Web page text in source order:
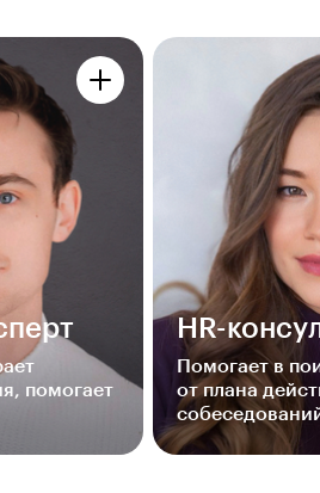
помогает
HR-
Помогает в
от плана